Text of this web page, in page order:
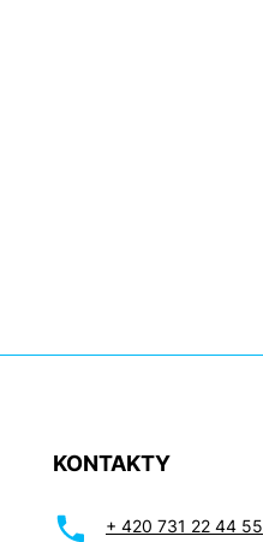
KONTAKTY
+ 420 731 22 44 55